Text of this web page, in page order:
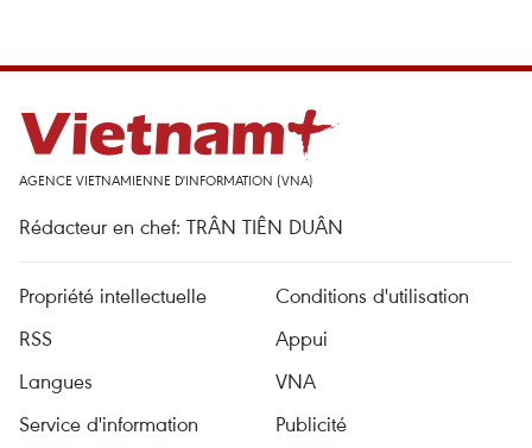
AGENCE VIETNAMIENNE D'INFORMATION (VNA)
Rédacteur en chef: TRÂN TIÊN DUÂN
Propriété intellectuelle
Conditions d'utilisation
RSS
Appui
Langues
VNA
Service d'information
Publicité